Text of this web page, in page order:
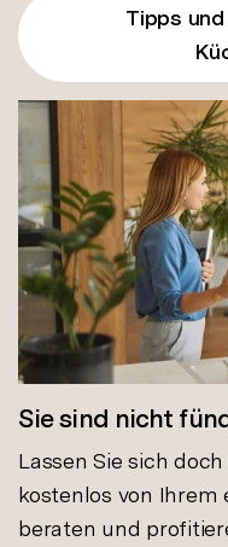
Tipps
Sie sind nicht
Lassen Sie sich
kostenlos von Ihrem
beraten und